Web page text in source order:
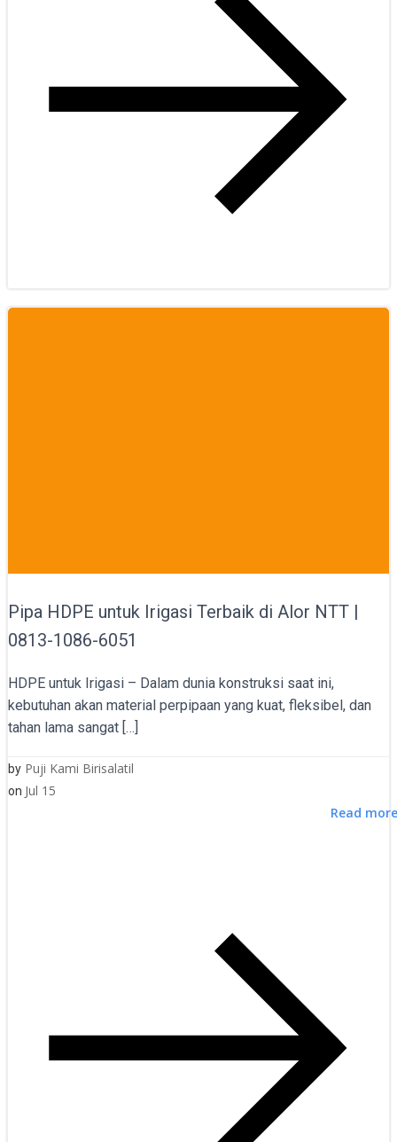
Pipa HDPE untuk Irigasi Terbaik di Alor NTT |
0813-1086-6051
HDPE untuk Irigasi – Dalam dunia konstruksi saat ini,
kebutuhan akan material perpipaan yang kuat, fleksibel, dan
tahan lama sangat […]
by Puji Kami Birisalatil
on Jul 15
Read more